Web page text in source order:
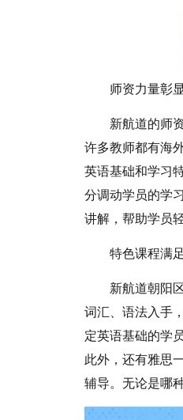
师资力量彰
新航道的师
许多教师都有海
英语基础和学习
分调动学员的学
讲解，帮助学员
特色课程满
新航道朝阳
词汇、语法入手
定英语基础的学
此外，还有雅思
辅导。无论是哪